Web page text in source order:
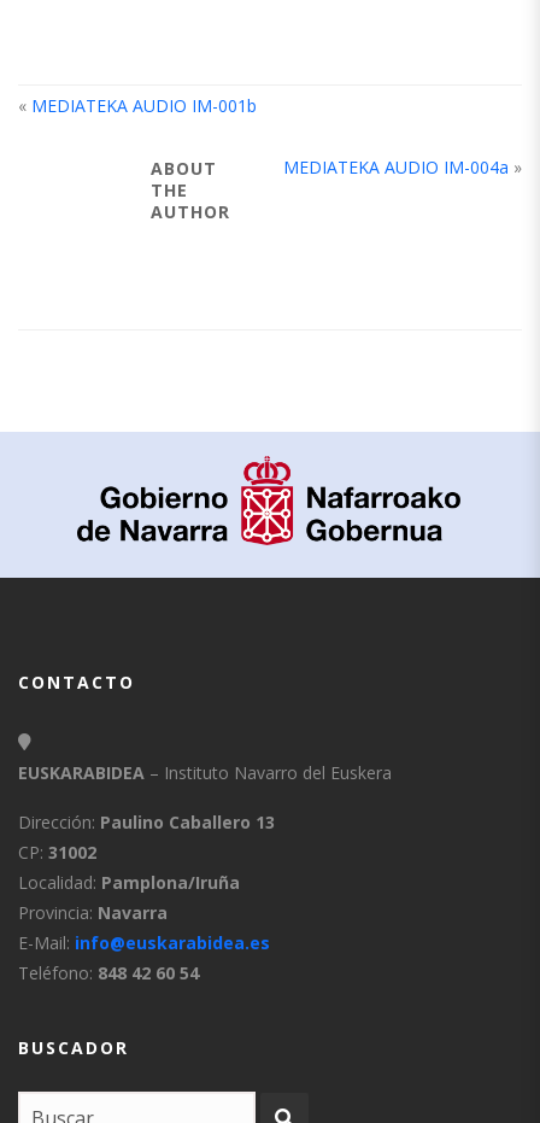
« MEDIATEKA AUDIO IM-001b
MEDIATEKA AUDIO IM-004a »
ABOUT
THE
AUTHOR
CONTACTO
EUSKARABIDEA – Instituto Navarro del Euskera
Dirección: Paulino Caballero 13
CP: 31002
Localidad: Pamplona/Iruña
Provincia: Navarra
E-Mail: info@euskarabidea.es
Teléfono: 848 42 60 54
BUSCADOR